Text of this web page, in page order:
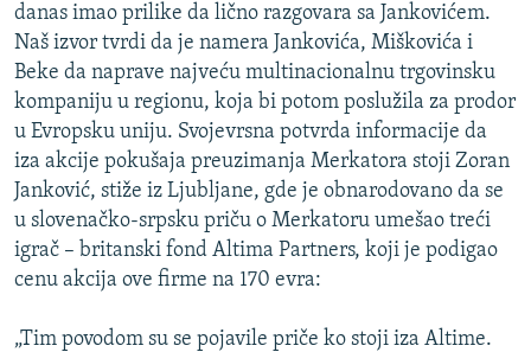
RSE PRIČE IZ SVIJETA
ISPRIČAJ MI
DNEVNO@RSE
SPECIJALI RSE
VIŠE OD NASLOVA
GENOCID U SREBRENICI
POPLAVE I KLIZIŠTA U BIH 2024.
TV LIBERTY
PRATITE NAS
Sve RFE/RL stranice
danas imao prilike da lično razgovara sa Jankovićem.
Naš izvor tvrdi da je namera Jankovića, Miškovića i
Beke da naprave najveću multinacionalnu trgovinsku
kompaniju u regionu, koja bi potom poslužila za prodor
u Evropsku uniju. Svojevrsna potvrda informacije da
iza akcije pokušaja preuzimanja Merkatora stoji Zoran
Janković, stiže iz Ljubljane, gde je obnarodovano da se
u slovenačko-srpsku priču o Merkatoru umešao treći
igrač – britanski fond Altima Partners, koji je podigao
cenu akcija ove firme na 170 evra:
„Tim povodom su se pojavile priče ko stoji iza Altime.